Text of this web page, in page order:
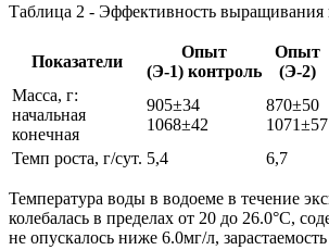
Таблица 2 - Эффективность выращивания
Показатели
Опыт
(Э-1) контроль
Опыт
(Э-2)
Масса, г:
начальная
конечная
905±34
1068±42
870±50
1071±57
Темп роста, г/сут. 5,4 6,7
Температура воды в водоеме в течение
колебалась в пределах от 20 до 26.0°С,
не опускалось ниже 6.0мг/л,